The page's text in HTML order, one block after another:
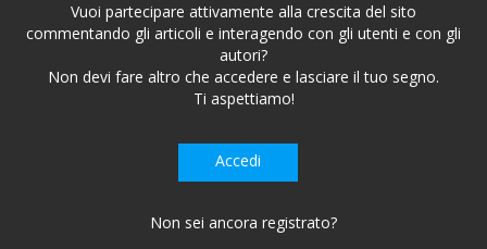
Vuoi partecipare attivamente alla crescita del sito
commentando gli articoli e interagendo con gli utenti e con gli
autori?
Non devi fare altro che accedere e lasciare il tuo segno.
Ti aspettiamo!
Accedi
Non sei ancora registrato?